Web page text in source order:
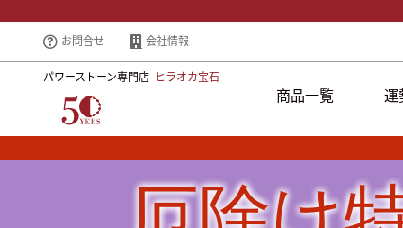
お問合せ 会社情報
パワーストーン専門店 ヒラオカ宝石
商品一覧 運